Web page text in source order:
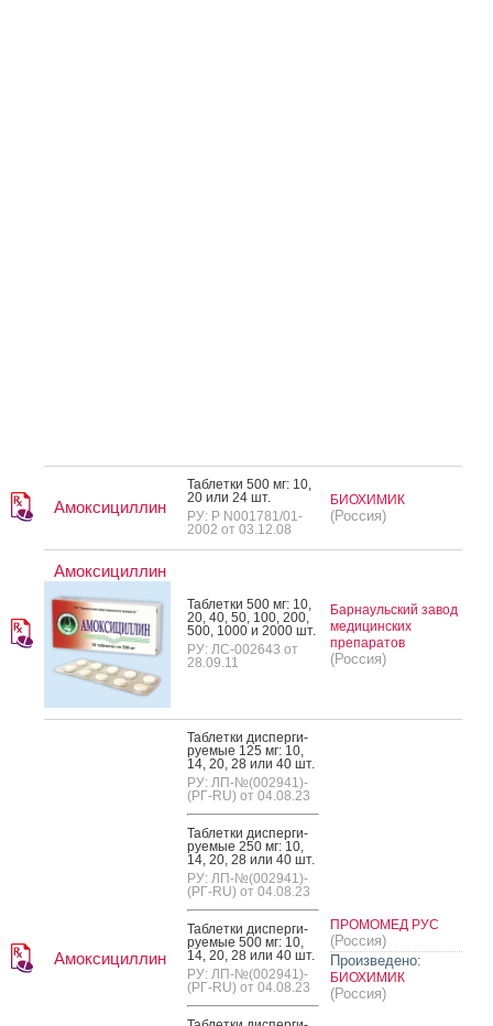
Амоксициллин
Таб­летки 500 мг: 10,
20 или 24 шт.
РУ: Р N001781/01-
2002 от 03.12.08
БИОХИМИК
(Россия)
Амоксициллин
Таб­летки 500 мг: 10,
20, 40, 50, 100, 200,
500, 1000 и 2000 шт.
РУ: ЛС-002643 от
28.09.11
Барнаульский завод
медицинских
препаратов
(Россия)
Амоксициллин
Таб­летки дис­перги­
ру­емые 125 мг: 10,
14, 20, 28 или 40 шт.
РУ: ЛП-№(002941)-
(РГ-RU) от 04.08.23
Таб­летки дис­перги­
ру­емые 250 мг: 10,
14, 20, 28 или 40 шт.
РУ: ЛП-№(002941)-
(РГ-RU) от 04.08.23
Таб­летки дис­перги­
ру­емые 500 мг: 10,
14, 20, 28 или 40 шт.
РУ: ЛП-№(002941)-
(РГ-RU) от 04.08.23
ПРОМОМЕД РУС
(Россия)
Произведено:
БИОХИМИК
(Россия)